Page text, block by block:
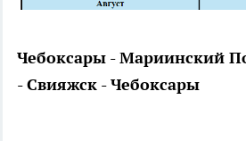
Чебоксары - Мариинский
- Свияжск - Чебоксары